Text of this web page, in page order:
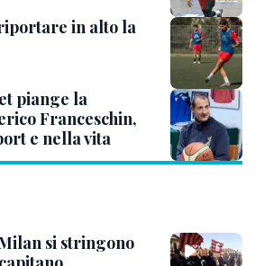
in alto la
piange la
Franceschin,
e nella vita
si stringono